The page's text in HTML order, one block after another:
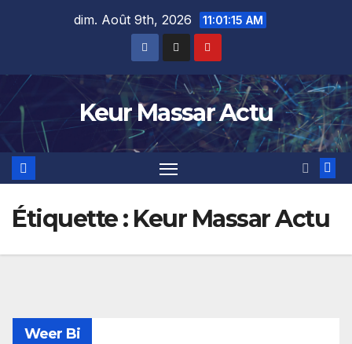
dim. Août 9th, 2026 11:01:16 AM
Keur Massar Actu
Étiquette : Keur Massar Actu
Weer Bi